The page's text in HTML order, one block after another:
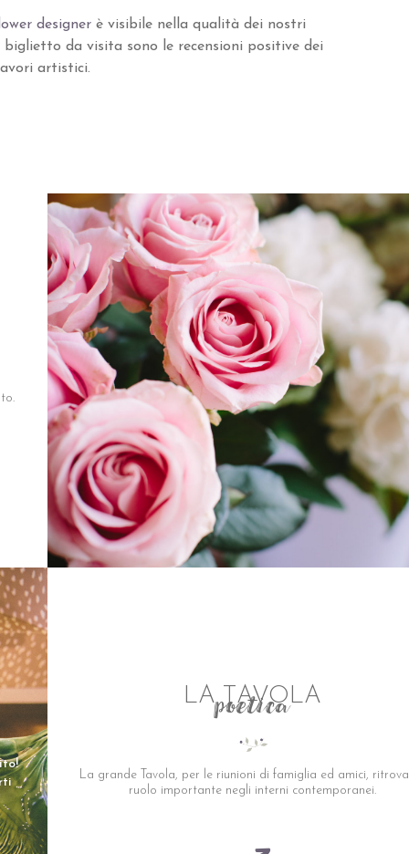
designer è visibile nella qualità dei nostri
da visita sono le recensioni positive dei
artistici.
LA TAVOLA
poetica
La grande Tavola, per le riunioni di famiglia ed amici,
ruolo importante negli interni contemporanei.